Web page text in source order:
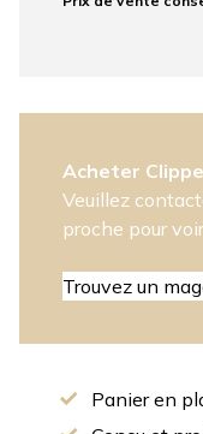
Acheter
Veuillez
proche pour
Trouvez un
Panier en